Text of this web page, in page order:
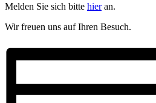
Melden Sie sich bitte hieran.
Wir freuen uns auf Ihren Besuch.